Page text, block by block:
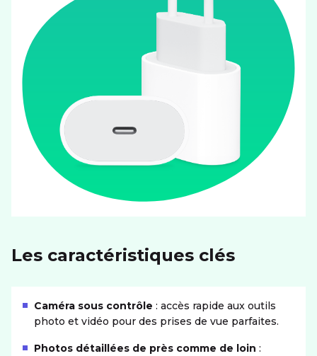
Les caractéristiques clés
Caméra sous contrôle : accès rapide aux outils
photo et vidéo pour des prises de vue parfaites.
Photos détaillées de près comme de loin :